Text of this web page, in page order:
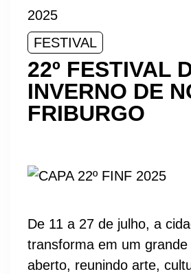
FESTIVAL
22º FESTIVAL
INVERNO DE
FRIBURGO
De 11 a 27 de julho, a
transforma em um grande
aberto, reunindo arte,